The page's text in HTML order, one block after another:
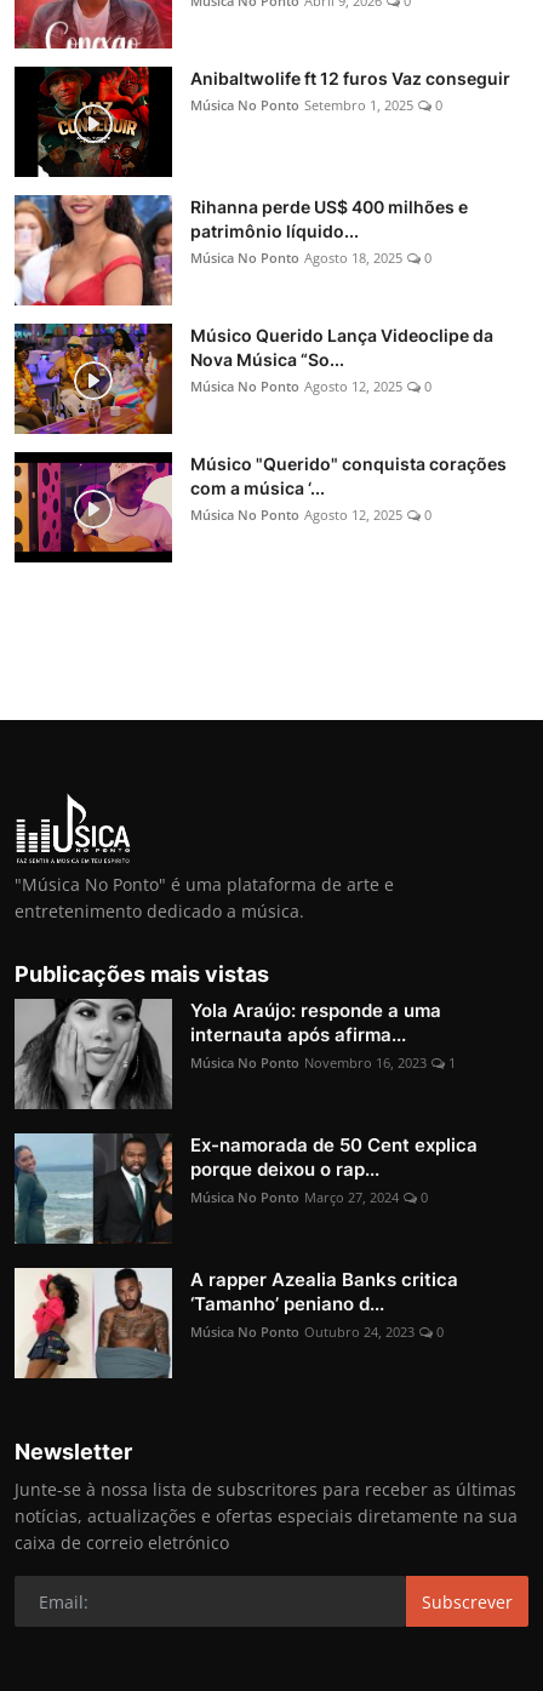
Anibaltwolife ft 12 furos Vaz conseguir
Música No Ponto Setembro 1, 2025 0
Rihanna perde US$ 400 milhões e
patrimônio líquido...
Música No Ponto Agosto 18, 2025 0
Músico Querido Lança Videoclipe da
Nova Música “So...
Música No Ponto Agosto 12, 2025 0
Músico "Querido" conquista corações
com a música ‘...
Música No Ponto Agosto 12, 2025 0
"Música No Ponto" é uma plataforma de arte e
entretenimento dedicado a música.
Publicações mais vistas
Yola Araújo: responde a uma
internauta após afirma...
Música No Ponto Novembro 16, 2023 1
Ex-namorada de 50 Cent explica
porque deixou o rap...
Música No Ponto Março 27, 2024 0
A rapper Azealia Banks critica
‘Tamanho’ peniano d...
Música No Ponto Outubro 24, 2023 0
Newsletter
Junte-se à nossa lista de subscritores para receber as últimas
notícias, actualizações e ofertas especiais diretamente na sua
caixa de correio eletrónico
Subscrever